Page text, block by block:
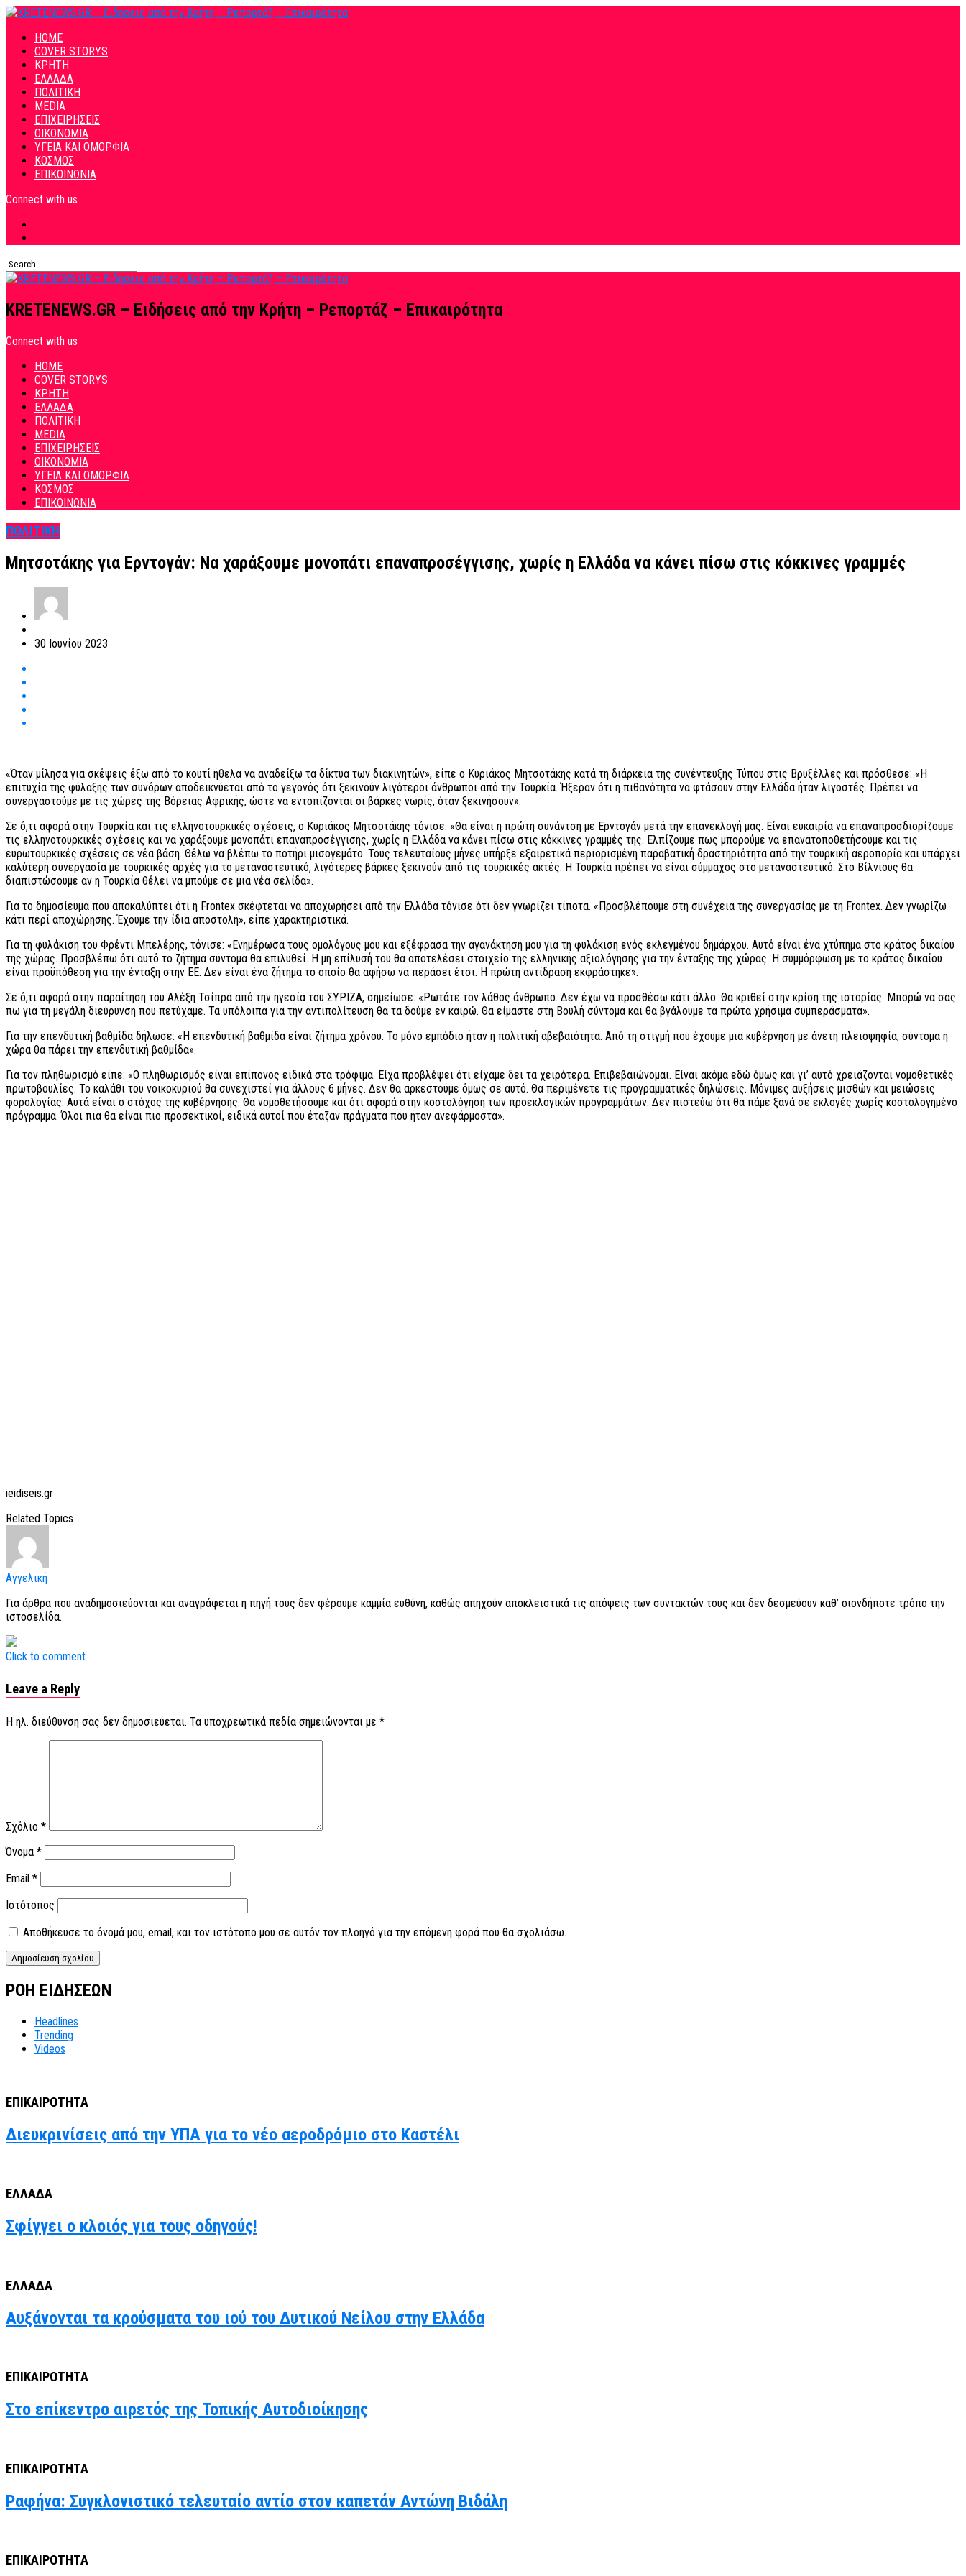
HOME
COVER STORYS
ΚΡΗΤΗ
ΕΛΛΑΔΑ
ΠΟΛΙΤΙΚΗ
MEDIA
ΕΠΙΧΕΙΡΗΣΕΙΣ
ΟΙΚΟΝΟΜΙΑ
ΥΓΕΙΑ ΚΑΙ ΟΜΟΡΦΙΑ
ΚΟΣΜΟΣ
ΕΠΙΚΟΙΝΩΝΙΑ
Connect with us
KRETENEWS.GR – Ειδήσεις από την Κρήτη – Ρεπορτάζ – Επικαιρότητα
Connect with us
HOME
COVER STORYS
ΚΡΗΤΗ
ΕΛΛΑΔΑ
ΠΟΛΙΤΙΚΗ
MEDIA
ΕΠΙΧΕΙΡΗΣΕΙΣ
ΟΙΚΟΝΟΜΙΑ
ΥΓΕΙΑ ΚΑΙ ΟΜΟΡΦΙΑ
ΚΟΣΜΟΣ
ΕΠΙΚΟΙΝΩΝΙΑ
ΠΟΛΙΤΙΚΗ
Μητσοτάκης για Ερντογάν: Να χαράξουμε μονοπάτι επαναπροσέγγισης, χωρίς η Ελλάδα να κάνει πίσω στις κόκκινες γραμμές
30 Ιουνίου 2023
«Όταν μίλησα για σκέψεις έξω από το κουτί ήθελα να αναδείξω τα δίκτυα των διακινητών», είπε ο Κυριάκος Μητσοτάκης κατά τη διάρκεια της συνέντευξης Τύπου στις Βρυξέλλες και πρόσθεσε: «Η
επιτυχία της φύλαξης των συνόρων αποδεικνύεται από το γεγονός ότι ξεκινούν λιγότεροι άνθρωποι από την Τουρκία. Ήξεραν ότι η πιθανότητα να φτάσουν στην Ελλάδα ήταν λιγοστές. Πρέπει να
συνεργαστούμε με τις χώρες της Βόρειας Αφρικής, ώστε να εντοπίζονται οι βάρκες νωρίς, όταν ξεκινήσουν».
Σε ό,τι αφορά στην Τουρκία και τις ελληνοτουρκικές σχέσεις, ο Κυριάκος Μητσοτάκης τόνισε: «Θα είναι η πρώτη συνάντση με Ερντογάν μετά την επανεκλογή μας. Είναι ευκαιρία να επαναπροσδιορίζουμε
τις ελληνοτουρκικές σχέσεις και να χαράξουμε μονοπάτι επαναπροσέγγισης, χωρίς η Ελλάδα να κάνει πίσω στις κόκκινες γραμμές της. Ελπίζουμε πως μπορούμε να επανατοποθετήσουμε και τις
ευρωτουρκικές σχέσεις σε νέα βάση. Θέλω να βλέπω το ποτήρι μισογεμάτο. Τους τελευταίους μήνες υπήρξε εξαιρετικά περιορισμένη παραβατική δραστηριότητα από την τουρκική αεροπορία και υπάρχει
καλύτερη συνεργασία με τουρκικές αρχές για το μεταναστευτικό, λιγότερες βάρκες ξεκινούν από τις τουρκικές ακτές. Η Τουρκία πρέπει να είναι σύμμαχος στο μεταναστευτικό. Στο Βίλνιους θα
διαπιστώσουμε αν η Τουρκία θέλει να μπούμε σε μια νέα σελίδα».
Για το δημοσίευμα που αποκαλύπτει ότι η Frontex σκέφτεται να αποχωρήσει από την Ελλάδα τόνισε ότι δεν γνωρίζει τίποτα. «Προσβλέπουμε στη συνέχεια της συνεργασίας με τη Frontex. Δεν γνωρίζω
κάτι περί αποχώρησης. Έχουμε την ίδια αποστολή», είπε χαρακτηριστικά.
Για τη φυλάκιση του Φρέντι Μπελέρης, τόνισε: «Ενημέρωσα τους ομολόγους μου και εξέφρασα την αγανάκτησή μου για τη φυλάκιση ενός εκλεγμένου δημάρχου. Αυτό είναι ένα χτύπημα στο κράτος δικαίου
της χώρας. Προσβλέπω ότι αυτό το ζήτημα σύντομα θα επιλυθεί. Η μη επίλυσή του θα αποτελέσει στοιχείο της ελληνικής αξιολόγησης για την ένταξης της χώρας. Η συμμόρφωση με το κράτος δικαίου
είναι προϋπόθεση για την ένταξη στην ΕΕ. Δεν είναι ένα ζήτημα το οποίο θα αφήσω να περάσει έτσι. Η πρώτη αντίδραση εκφράστηκε».
Σε ό,τι αφορά στην παραίτηση του Αλέξη Τσίπρα από την ηγεσία του ΣΥΡΙΖΑ, σημείωσε: «Ρωτάτε τον λάθος άνθρωπο. Δεν έχω να προσθέσω κάτι άλλο. Θα κριθεί στην κρίση της ιστορίας. Μπορώ να σας
πω για τη μεγάλη διεύρυνση που πετύχαμε. Τα υπόλοιπα για την αντιπολίτευση θα τα δούμε εν καιρώ. Θα είμαστε στη Βουλή σύντομα και θα βγάλουμε τα πρώτα χρήσιμα συμπεράσματα».
Για την επενδυτική βαθμίδα δήλωσε: «Η επενδυτική βαθμίδα είναι ζήτημα χρόνου. Το μόνο εμπόδιο ήταν η πολιτική αβεβαιότητα. Από τη στιγμή που έχουμε μια κυβέρνηση με άνετη πλειοψηφία, σύντομα η
χώρα θα πάρει την επενδυτική βαθμίδα».
Για τον πληθωρισμό είπε: «Ο πληθωρισμός είναι επίπονος ειδικά στα τρόφιμα. Είχα προβλέψει ότι είχαμε δει τα χειρότερα. Επιβεβαιώνομαι. Είναι ακόμα εδώ όμως και γι’ αυτό χρειάζονται νομοθετικές
πρωτοβουλίες. Το καλάθι του νοικοκυριού θα συνεχιστεί για άλλους 6 μήνες. Δεν θα αρκεστούμε όμως σε αυτό. Θα περιμένετε τις προγραμματικές δηλώσεις. Μόνιμες αυξήσεις μισθών και μειώσεις
φορολογίας. Αυτά είναι ο στόχος της κυβέρνησης. Θα νομοθετήσουμε και ότι αφορά στην κοστολόγηση των προεκλογικών προγραμμάτων. Δεν πιστεύω ότι θα πάμε ξανά σε εκλογές χωρίς κοστολογημένο
πρόγραμμα. Όλοι πια θα είναι πιο προσεκτικοί, ειδικά αυτοί που έταζαν πράγματα που ήταν ανεφάρμοστα».
ieidiseis.gr
Related Topics
Αγγελική
Για άρθρα που αναδημοσιεύονται και αναγράφεται η πηγή τους δεν φέρουμε καμμία ευθύνη, καθώς απηχούν αποκλειστικά τις απόψεις των συντακτών τους και δεν δεσμεύουν καθ’ οιονδήποτε τρόπο την
ιστοσελίδα.
Click to comment
Leave a Reply
Η ηλ. διεύθυνση σας δεν δημοσιεύεται. Τα υποχρεωτικά πεδία σημειώνονται με *
Σχόλιο *
Όνομα *
Email *
Ιστότοπος
Αποθήκευσε το όνομά μου, email, και τον ιστότοπο μου σε αυτόν τον πλοηγό για την επόμενη φορά που θα σχολιάσω.
ΡΟΗ ΕΙΔΗΣΕΩΝ
Headlines
Trending
Videos
ΕΠΙΚΑΙΡΟΤΗΤΑ
Διευκρινίσεις από την ΥΠΑ για το νέο αεροδρόμιο στο Καστέλι
ΕΛΛΑΔΑ
Σφίγγει ο κλοιός για τους οδηγούς!
ΕΛΛΑΔΑ
Αυξάνονται τα κρούσματα του ιού του Δυτικού Νείλου στην Ελλάδα
ΕΠΙΚΑΙΡΟΤΗΤΑ
Στο επίκεντρο αιρετός της Τοπικής Αυτοδιοίκησης
ΕΠΙΚΑΙΡΟΤΗΤΑ
Ραφήνα: Συγκλονιστικό τελευταίο αντίο στον καπετάν Αντώνη Βιδάλη
ΕΠΙΚΑΙΡΟΤΗΤΑ